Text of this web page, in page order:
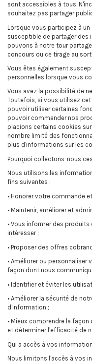
sont accessibles à tous.
souhaitez pas partager
Lorsque vous participez à
susceptible de partager des
pouvons à notre tour
concours ou ce tirage au sort.
Vous êtes également
personnelles lorsque vous
Vous avez la possibilité de
Toutefois, si vous utilisez
pouvoir utiliser certaines
pouvoir commander nos
placions certains cookies
nombre limité des
plus d'informations sur les
Pourquoi collectons-nous
Nous utilisons les
fins suivantes :
• Honorer votre commande
• Maintenir, améliorer et
• Vous informer des
intéresser ;
• Proposer des offres
• Améliorer ou personnaliser
façon dont nous
• Identifier et éviter les
• Améliorer la sécurité de
d'information ;
• Mieux comprendre la
et déterminer l'efficacité de
Qui a accès à vos
Nous limitons l'accès à vos